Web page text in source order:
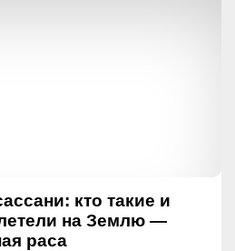
кто такие и
на Землю —
раса